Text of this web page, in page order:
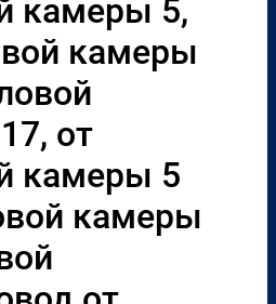
камеры 5,
камеры
от
камеры 5
камеры